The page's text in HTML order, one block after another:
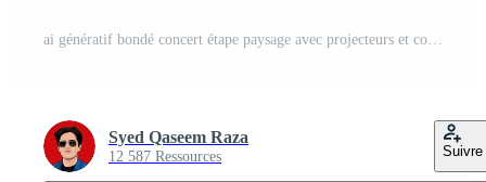
Syed Qaseem Raza
12 587 Ressources Suivre